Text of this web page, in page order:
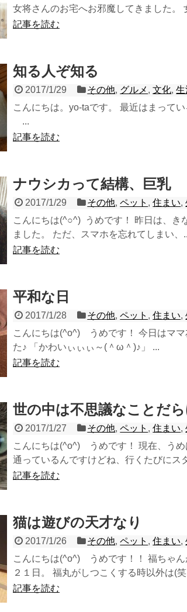
女将さんのお宅へお邪魔してきました。
記事を読む
知る人ぞ知る
2017/1/29 その他, グルメ ,文化,生
こんにちは。yo-taです。 最近はまって
...
記事を読む
ナウシカって結構、巨乳
2017/1/29 その他,ペット ,住まい,
こんにちは(^○^) うめです！ 昨日は、き
ました。 ただ、スマホを忘れてしまい、
記事を読む
平和な日
2017/1/28 その他,ペット ,住まい,
こんにちは(^o^) うめです！ 今日はママ
た♪ 「かわいぃぃぃ～(＾ω＾)♪」 ...
記事を読む
世の中は不思議なことだ
2017/1/27 その他,ペット ,住まい,
こんにちは(^o^) うめです！ 現在、うめ
通っているんですけどね、行くたびにス
記事を読む
猫は遊びの天才なり
2017/1/26 その他,ペット ,住まい,
こんにちは(^o^) うめです！！ 福ちゃ
２１日。 福丸がしつこくする時以外は(笑
記事を読む